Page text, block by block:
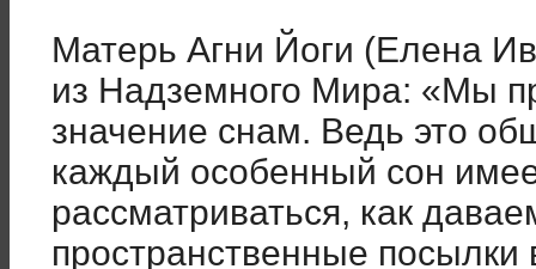
Матерь Агни Йоги (Елена
из Надземного Мира: «Мы
значение снам. Ведь это
каждый особенный сон
рассматриваться, как
пространственные